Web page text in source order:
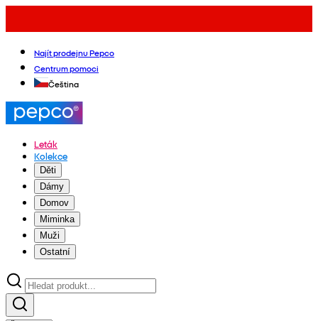
Najít prodejnu Pepco
Centrum pomoci
Čeština
Leták
Kolekce
Děti
Dámy
Domov
Miminka
Muži
Ostatní